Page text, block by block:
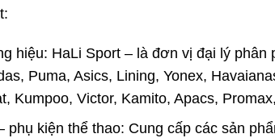
hiệu: HaLi Sport – là đơn vị đại lý
Puma, Asics, Lining, Yonex,
Kumpoo, Victor, Kamito, Apacs,
phụ kiện thể thao: Cung cấp các sản